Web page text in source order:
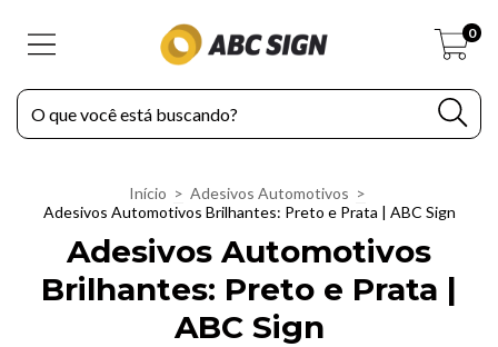
0
Início > Adesivos Automotivos >
Adesivos Automotivos Brilhantes: Preto e Prata | ABC Sign
Adesivos Automotivos
Brilhantes: Preto e Prata |
ABC Sign